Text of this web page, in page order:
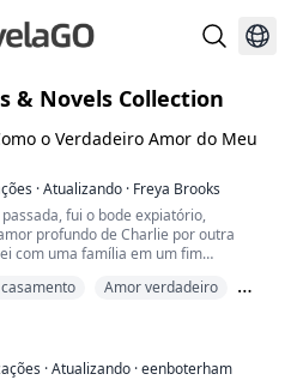
& Novels Collection
o Verdadeiro Amor do Meu
·Atualizando · Freya Brooks
fui o bode expiatório,
profundo de Charlie por outra
com uma família em um fim
Peiheng pedisse o divórcio. Mas o
volta de vez em quando? E
eu o tra...
Amor verdadeiro
·Atualizando ·eenboterham